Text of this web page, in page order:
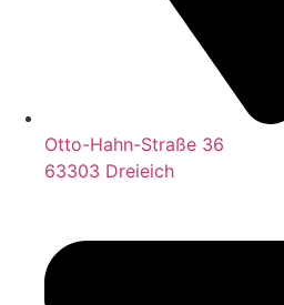
Otto-Hahn-Straße 36
63303 Dreieich